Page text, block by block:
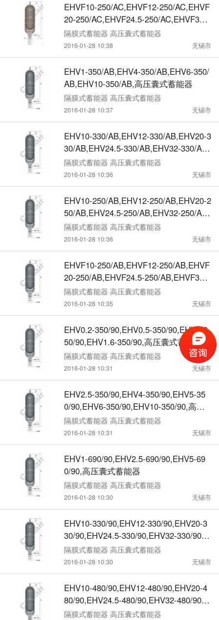
EHVF10-250/AC,EHVF12-250/AC,EHVF
20-250/AC,EHVF24.5-250/AC,EHVF32-2
50/AC,高压囊式蓄能器
隔膜式蓄能器 高压囊式蓄能器
2016-01-28 10:38 无锡市
EHV1-350/AB,EHV4-350/AB,EHV6-350/
AB,EHV10-350/AB,高压囊式蓄能器
隔膜式蓄能器 高压囊式蓄能器
2016-01-28 10:37 无锡市
EHV10-330/AB,EHV12-330/AB,EHV20-3
30/AB,EHV24.5-330/AB,EHV32-330/AB,
高压囊式蓄能器隔膜式蓄能器 高压囊式蓄能器
2016-01-28 10:36 无锡市
EHV10-250/AB,EHV12-250/AB,EHV20-2
50/AB,EHV24.5-250/AB,EHV32-250/AB,
高压囊式蓄能器隔膜式蓄能器 高压囊式蓄能器
2016-01-28 10:36 无锡市
EHVF10-250/AB,EHVF12-250/AB,EHVF
20-250/AB,EHVF24.5-250/AB,EHVF32-2
50/AB,高压囊式蓄能器
隔膜式蓄能器 高压囊式蓄能器
2016-01-28 10:35 无锡市
EHV0.2-350/90,EHV0.5-350/90,EHV1-3
50/90,EHV1.6-350/90,高压囊式蓄能器
隔膜式蓄能器 高压囊式蓄能器
2016-01-28 10:31 无锡市
EHV2.5-350/90,EHV4-350/90,EHV5-35
0/90,EHV6-350/90,EHV10-350/90,高压
囊式蓄能器 隔膜式蓄能器 高压囊式蓄能器
2016-01-28 10:31 无锡市
EHV1-690/90,EHV2.5-690/90,EHV5-69
0/90,高压囊式蓄能器
隔膜式蓄能器 高压囊式蓄能器
2016-01-28 10:30 无锡市
EHV10-330/90,EHV12-330/90,EHV20-3
30/90,EHV24.5-330/90,EHV32-330/90,
高压囊式蓄能器隔膜式蓄能器 高压囊式蓄能器
2016-01-28 10:30 无锡市
EHV10-480/90,EHV12-480/90,EHV20-4
80/90,EHV24.5-480/90,EHV32-480/90,
高压囊式蓄能器隔膜式蓄能器 高压囊式蓄能器